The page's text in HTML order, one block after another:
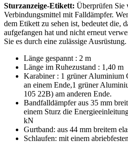
Sturzanzeige-Etikett: Überprüfen Sie
Verbindungsmittel mit Falldämpfer.
dem Etikett zu sehen ist, bedeutet die,
aufgefangen hat und nicht erneut
Sie es durch eine zulässige Ausrüstung.
Länge gespannt : 2 m
Länge im Ruhezustand : 1,40 m
Karabiner : 1 grüner Aluminium
an einem Ende,1 grüner
105 22B) am anderen Ende.
Bandfalldämpfer aus 35 mm
einem Sturz die
kN
Gurtband: aus 44 mm breitem
Schlaufen: mit einem